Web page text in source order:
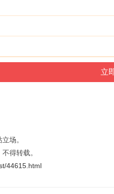
场。
得转载。
44615.html